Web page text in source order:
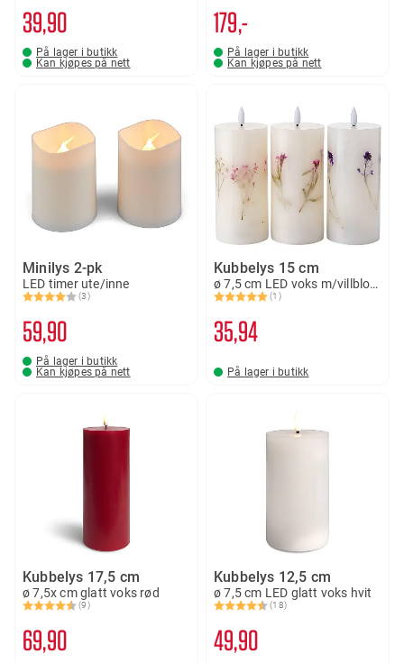
39 90
På lager i butikk
Kan kjøpes på nett
179,-
På lager i butikk
Kan kjøpes på nett
Minilys 2-pk
LED timer ute/inne
Karakter:
(3)
4.0 av 5 mulige
59 90
På lager i butikk
Kan kjøpes på nett
Kubbelys 15 cm
ø 7,5 cm LED voks m/villblomst
Karakter:
(1)
5.0 av 5 mulige
35 94
På lager i butikk
Kubbelys 17,5 cm
ø 7,5x cm glatt voks rød
Karakter:
(9)
4.9 av 5 mulige
69 90
Kubbelys 12,5 cm
ø 7,5 cm LED glatt voks hvit
Karakter:
(18)
4.8 av 5 mulige
49 90